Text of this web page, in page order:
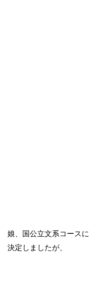
娘、国公立文系コースに
決定しましたが、